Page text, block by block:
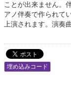
ことが出来ません。
アノ伴奏で作られて
上演されます。演奏
埋め込みコード